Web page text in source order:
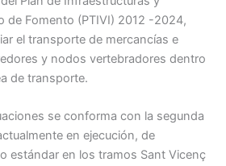
de Fomento (PTIVI) 2012 -2024,
el transporte de mercancías e
y nodos vertebradores dentro
de transporte.
se conforma con la segunda
en ejecución, de
estándar en los tramos Sant Vicenç